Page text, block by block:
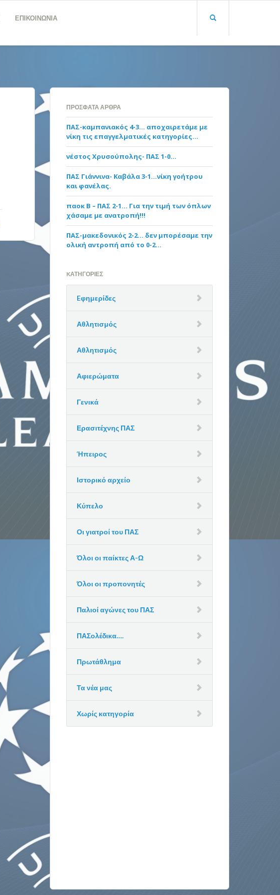
ΕΠΙΚΟΙΝΩΝΙΑ
ΠΡΌΣΦΑΤΑ ΆΡΘΡΑ
ΠΑΣ-καμπανιακός 4-3… αποχαιρετάμε με
νίκη τις επαγγελματικές κατηγορίες…
νέστος Χρυσούπολης- ΠΑΣ 1-0…
ΠΑΣ Γιάννινα- Καβάλα 3-1…νίκη γοήτρου
και φανέλας.
παοκ Β – ΠΑΣ 2-1… Για την τιμή των όπλων
χάσαμε με ανατροπή!!!
ΠΑΣ-μακεδονικός 2-2… δεν μπορέσαμε την
ολική αντροπή από το 0-2…
KΑΤΗΓΟΡΊΕΣ
Eφημερίδες
Αθλητισμός
Αθλητισμός
Αφιερώματα
Γενικά
Ερασιτέχνης ΠΑΣ
Ήπειρος
Ιστορικό αρχείο
Κύπελο
Οι γιατροί του ΠΑΣ
Όλοι οι παίκτες Α-Ω
Όλοι οι προπονητές
Παλιοί αγώνες του ΠΑΣ
ΠΑΣολέδικα….
Πρωτάθλημα
Τα νέα μας
Χωρίς κατηγορία